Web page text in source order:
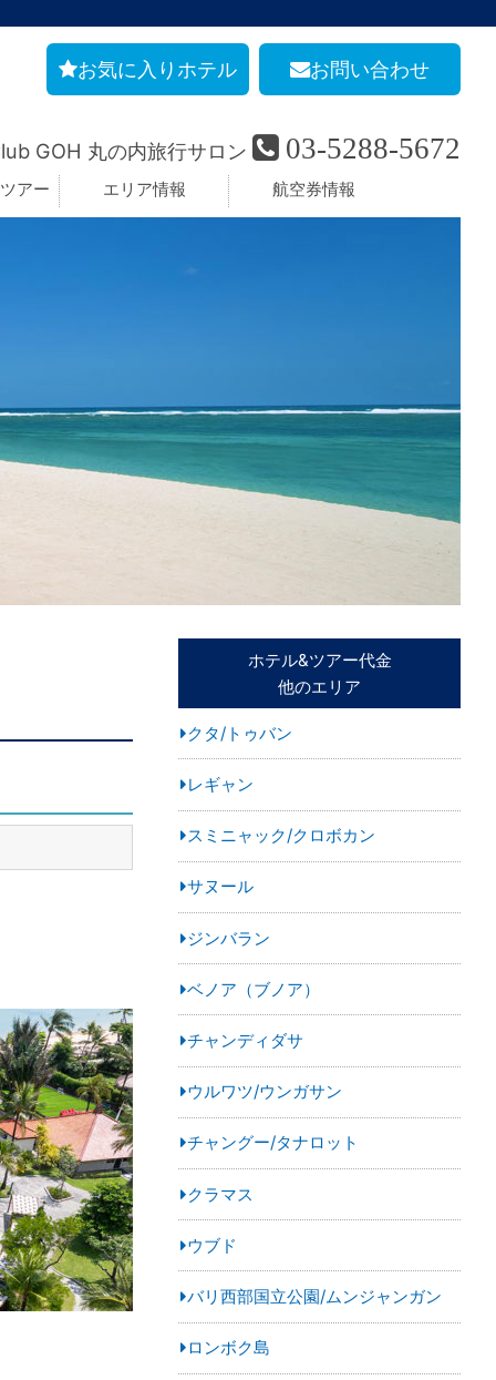
お問い合わせ
お気に入りホテル
GOH 丸の内旅行サロン 03-5288-5672
アー エリア情報 航空券情報
ホテル&ツアー代金
他のエリア
クタ/トゥバン
レギャン
スミニャック/クロボカン
サヌール
ジンバラン
ベノア（ブノア）
チャンディダサ
ウルワツ/ウンガサン
チャングー/タナロット
クラマス
ウブド
バリ西部国立公園/ムンジャンガン
ロンボク島